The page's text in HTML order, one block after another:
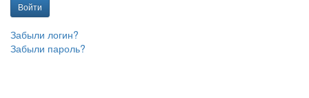
Войти
Забыли логин?
Забыли пароль?